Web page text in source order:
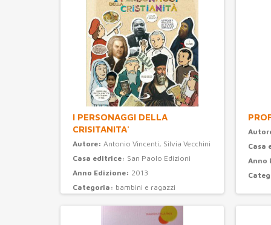
I PERSONAGGI DELLA
CRISITANITA'
Autore: Antonio Vincenti, Silvia Vecchini
Casa editrice: San Paolo Edizioni
Anno Edizione: 2013
Categoria: bambini e ragazzi
Casa
Anno